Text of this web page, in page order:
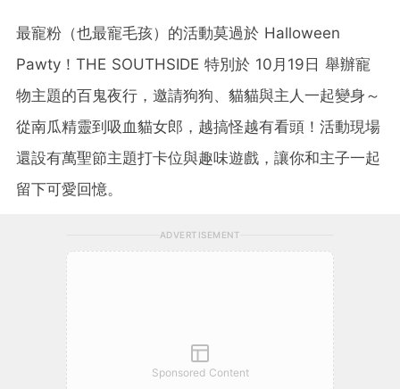
最寵粉（也最寵毛孩）的活動莫過於 Halloween
Pawty！THE SOUTHSIDE 特別於 10月19日 舉辦寵
物主題的百鬼夜行，邀請狗狗、貓貓與主人一起變身～
從南瓜精靈到吸血貓女郎，越搞怪越有看頭！活動現場
還設有萬聖節主題打卡位與趣味遊戲，讓你和主子一起
留下可愛回憶。
ADVERTISEMENT
Sponsored Content